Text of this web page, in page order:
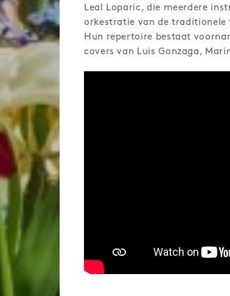
Leal Loparic, die meerdere
orkestratie van de
Hun repertoire bestaat
covers van Luis Gonzaga,